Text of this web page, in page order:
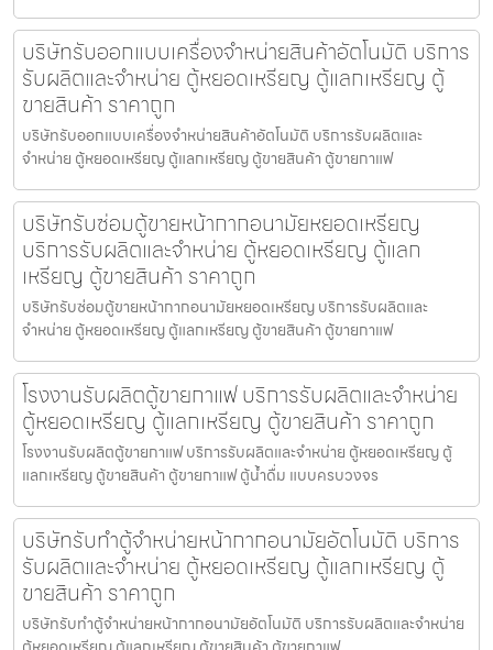
บริษัทรับออกแบบเครื่องจำหน่ายสินค้า​อัตโนมัติ บริการ
รับผลิตและจำหน่าย ตู้หยอดเหรียญ ตู้แลกเหรียญ ตู้
ขายสินค้า ราคาถูก
บริษัทรับออกแบบเครื่องจำหน่ายสินค้า​อัตโนมัติ บริการรับผลิตและ
จำหน่าย ตู้หยอดเหรียญ ตู้แลกเหรียญ ตู้ขายสินค้า ตู้ขายกาแฟ
บริษัทรับซ่อมตู้ขายหน้ากากอนามัยหยอดเหรียญ​​
บริการรับผลิตและจำหน่าย ตู้หยอดเหรียญ ตู้แลก
เหรียญ ตู้ขายสินค้า ราคาถูก
บริษัทรับซ่อมตู้ขายหน้ากากอนามัยหยอดเหรียญ​​ บริการรับผลิตและ
จำหน่าย ตู้หยอดเหรียญ ตู้แลกเหรียญ ตู้ขายสินค้า ตู้ขายกาแฟ
โรงงานรับผลิตตู้ขายกาแฟ บริการรับผลิตและจำหน่าย
ตู้หยอดเหรียญ ตู้แลกเหรียญ ตู้ขายสินค้า ราคาถูก
โรงงานรับผลิตตู้ขายกาแฟ บริการรับผลิตและจำหน่าย ตู้หยอดเหรียญ ตู้
แลกเหรียญ ตู้ขายสินค้า ตู้ขายกาแฟ ตู้น้ำดื่ม แบบครบวงจร
บริษัทรับทำตู้จำหน่ายหน้ากากอนามัย​อัตโนมัติ บริการ
รับผลิตและจำหน่าย ตู้หยอดเหรียญ ตู้แลกเหรียญ ตู้
ขายสินค้า ราคาถูก
บริษัทรับทำตู้จำหน่ายหน้ากากอนามัย​อัตโนมัติ บริการรับผลิตและจำหน่าย